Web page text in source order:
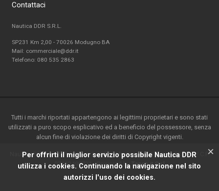
Per offrirti il miglior servizio possibile Nautica DDR
utilizza i cookies. Continuando la navigazione nel sito
autorizzi l'uso dei cookies.
×
Contattaci
Nautica DDR S.R.L.
SP231 Km 2,00 - 70026 Modugno BA
Mail: commerciale@ddr.it
Telefono: 080 535 2863
Tutti i marchi riportati appartengono ai legittimi proprietari e sono stati
utilizzati a puro scopo esplicativo ed a beneficio del possessore, senza
alcun fine di violazione dei diritti di Copyright vigenti.
Nautica DDR srl - S.P. 231 km.2-70026 Modugno(BA) - Italy-P.ta IVA / C.F.
07162490721 - Powered by Teseo.it S.r.l